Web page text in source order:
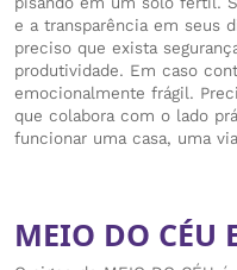
e a transparência em seus
preciso que exista
produtividade. Em caso
emocionalmente frágil.
que colabora com o lado
funcionar uma casa, uma
MEIO DO CÉU